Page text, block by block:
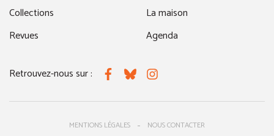
Collections
Revues
La maison
Agenda
Retrouvez-nous sur : FacebookBlueskyInstagram
MENTIONS LÉGALES NOUS CONTACTER